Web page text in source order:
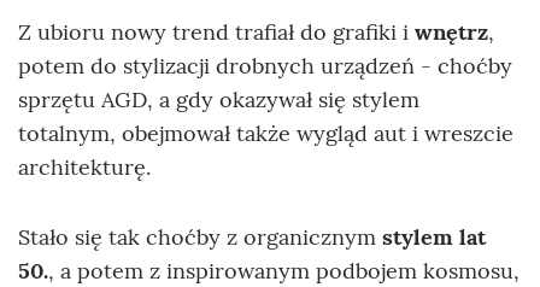
Z ubioru nowy trend trafiał do grafiki i wnętrz,
potem do stylizacji drobnych urządzeń - choćby
sprzętu AGD, a gdy okazywał się stylem
totalnym, obejmował także wygląd aut i wreszcie
architekturę.
Stało się tak choćby z organicznym stylem lat
50., a potem z inspirowanym podbojem kosmosu,